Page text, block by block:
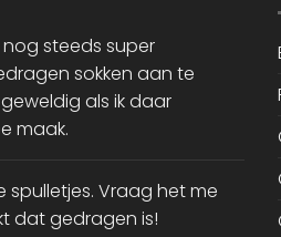
nog steeds super
sokken aan te
als ik daar
maak.
spulletjes. Vraag het me
dat gedragen is!